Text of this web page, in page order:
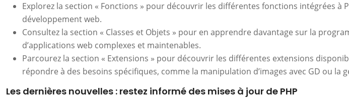
Explorez la section « Fonctions » pour découvrir les différentes fonctions intégrées à
développement web.
Consultez la section « Classes et Objets » pour en apprendre davantage sur la
d’applications web complexes et maintenables.
Parcourez la section « Extensions » pour découvrir les différentes extensions
répondre à des besoins spécifiques, comme la manipulation d’images avec GD ou la
Les dernières nouvelles : restez informé des mises à jour de PHP